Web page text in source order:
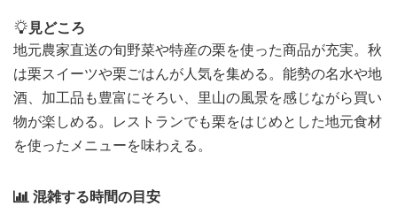
見どころ
地元農家直送の旬野菜や特産の栗を使った商品が充実。秋
は栗スイーツや栗ごはんが人気を集める。能勢の名水や地
酒、加工品も豊富にそろい、里山の風景を感じながら買い
物が楽しめる。レストランでも栗をはじめとした地元食材
を使ったメニューを味わえる。
混雑する時間の目安